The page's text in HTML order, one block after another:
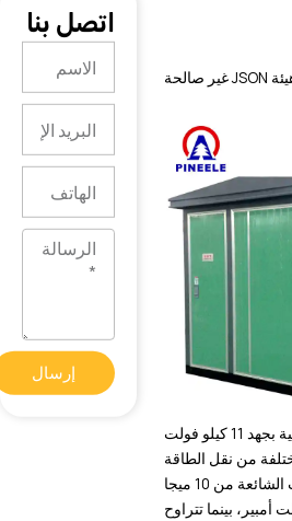
4
"صُممت المحطات الفرعية بجهد 11 كيلو فولت
من نقل الطاقة
وتوزيعها. وتتراوح التصنيفات الشائعة من 10 ميجا
ميجا فولت أمبير، بينما تتراوح
اتصل بنا
الإلكتروني
الرسالة
إرسال